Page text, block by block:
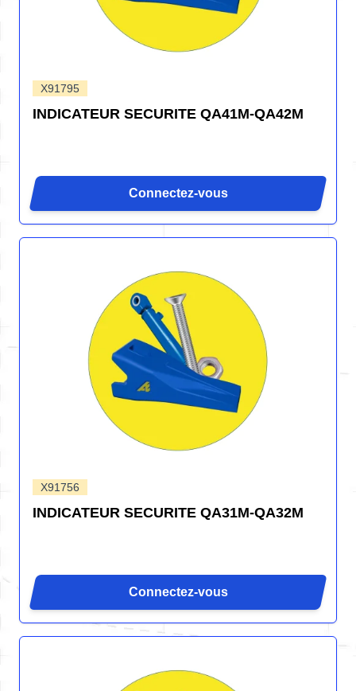
X91795
INDICATEUR SECURITE QA41M-QA42M
Connectez-vous
X91756
INDICATEUR SECURITE QA31M-QA32M
Connectez-vous